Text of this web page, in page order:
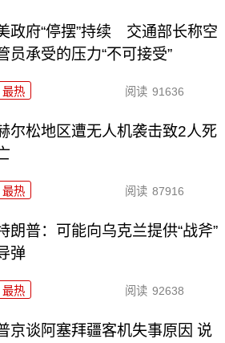
政府“停摆”持续 交通部长称空
员承受的压力“不可接受”
最热 阅读 91636
尔松地区遭无人机袭击致2人死
最热 阅读 87916
朗普：可能向乌克兰提供“战斧”
弹
最热 阅读 92638
京谈阿塞拜疆客机失事原因 说